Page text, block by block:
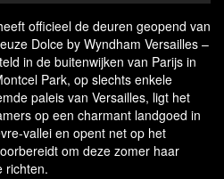
officieel de deuren geopend van
Dolce by Wyndham Versailles –
in de buitenwijken van Parijs in
Park, op slechts enkele
paleis van Versailles, ligt het
op een charmant landgoed in
vallei en opent net op het
om deze zomer haar
richten.